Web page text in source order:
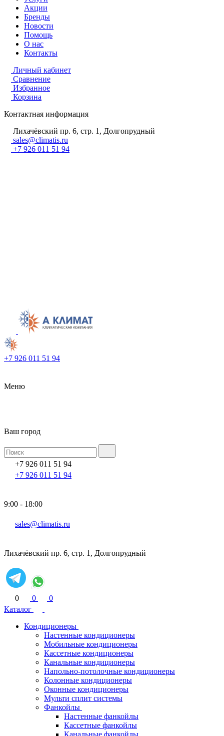
Акции
Бренды
Новости
Помощь
О нас
Контакты
Личный кабинет
Сравнение
Избранное
Корзина
Контактная информация
Лихачёвский пр. 6, стр. 1, Долгопрудный
sales@climatis.ru
+7 926 011 51 94
+7 926 011 51 94
Меню
Ваш город
+7 926 011 51 94
+7 926 011 51 94
9:00 - 18:00
sales@climatis.ru
Лихачёвский пр. 6, стр. 1, Долгопрудный
0 0
0
Каталог
Кондиционеры
Настенные кондиционеры
Мобильные кондиционеры
Кассетные кондиционеры
Канальные кондиционеры
Напольно-потолочные кондиционеры
Колонные кондиционеры
Оконные кондиционеры
Мульти сплит системы
Фанкойлы
Настенные фанкойлы
Кассетные фанкойлы
Канальные фанкойлы